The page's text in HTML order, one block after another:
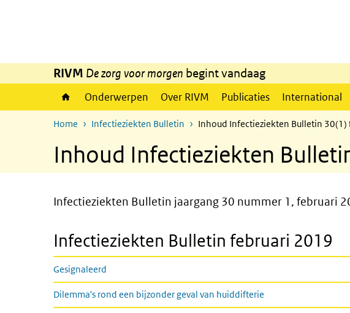
RIVM De zorg voor morgen begint vandaag
Onderwerpen Over RIVM Publicaties International
Home Infectieziekten Bulletin Inhoud Infectieziekten Bulletin 30(1)
Inhoud Infectieziekten
Infectieziekten Bulletin jaargang 30 nummer 1, februari
Infectieziekten Bulletin februari 2019
Gesignaleerd
Dilemma's rond een bijzonder geval van huiddifterie